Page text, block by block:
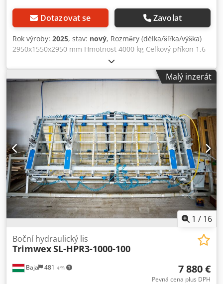
Dotazovat se Zavolat
Rok výroby: 2025, stav: nový, Rozměry (délka/šířka/výška)
2950x1550x2950 mm Hmotnost 4000 kg Celkový příkon 1,6
kW Zdvihový lis SOLID 1325 UPC PRO - Velikost stolu 1300 x
2500 mm - Celkový lisovací tlak 80 tun - 6 hydraulických
válců Ø 80 mm - zdvih pístu max. 80 mm šířka otvoru 1300
mm - Hydraulické čerpadlo 1,5 kW - Manometr s
ukazatelem žádané a skutečné hodnoty - Lisovací tlak
shora dolů - Bezpečnostní dvouruční ovládání, CE -
Bezpečnostní uvolňovač, CE - včetně vstupního a
výstupního válečkového dopravníku - Celková délka se
vstupním a výstupním válečkovým dopravníkem 5700 mm -
Hmotnost 5 mm D=2950 mm, V=15 = 9 mm Rozměry L=2950
mm, V=15 Codpjvz Hyuofx Akqorf
Malý inzerát
1 / 16
Baja 481 km
Boční hydraulický lis
TrimwexSL-HPR3-1000-100
7 880 €
Pevná cena plus DPH